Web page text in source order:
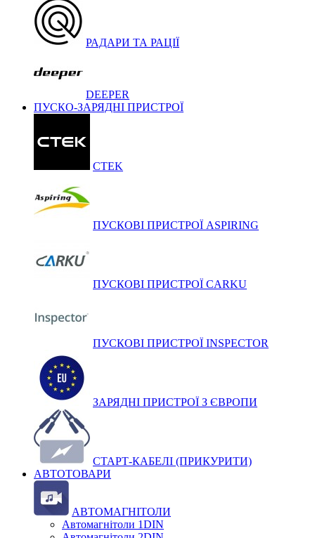
РАДАРИ ТА РАЦІЇ
DEEPER
ПУСКО-ЗАРЯДНІ ПРИСТРОЇ
CTEK
ПУСКОВІ ПРИСТРОЇ ASPIRING
ПУСКОВІ ПРИСТРОЇ CARKU
ПУСКОВІ ПРИСТРОЇ INSPECTOR
ЗАРЯДНІ ПРИСТРОЇ З ЄВРОПИ
СТАРТ-КАБЕЛІ (ПРИКУРИТИ)
АВТОТОВАРИ
АВТОМАГНІТОЛИ
Автомагнітоли 1DIN